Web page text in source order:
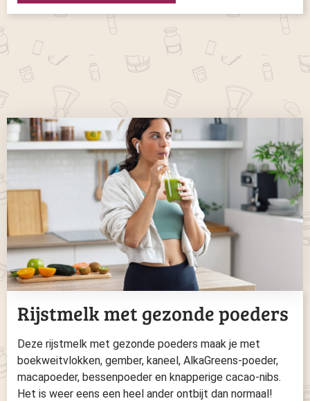
Rijstmelk met gezonde poeders
Deze rijstmelk met gezonde poeders maak je met
boekweitvlokken, gember, kaneel, AlkaGreens-poeder,
macapoeder, bessenpoeder en knapperige cacao-nibs.
Het is weer eens een heel ander ontbijt dan normaal!